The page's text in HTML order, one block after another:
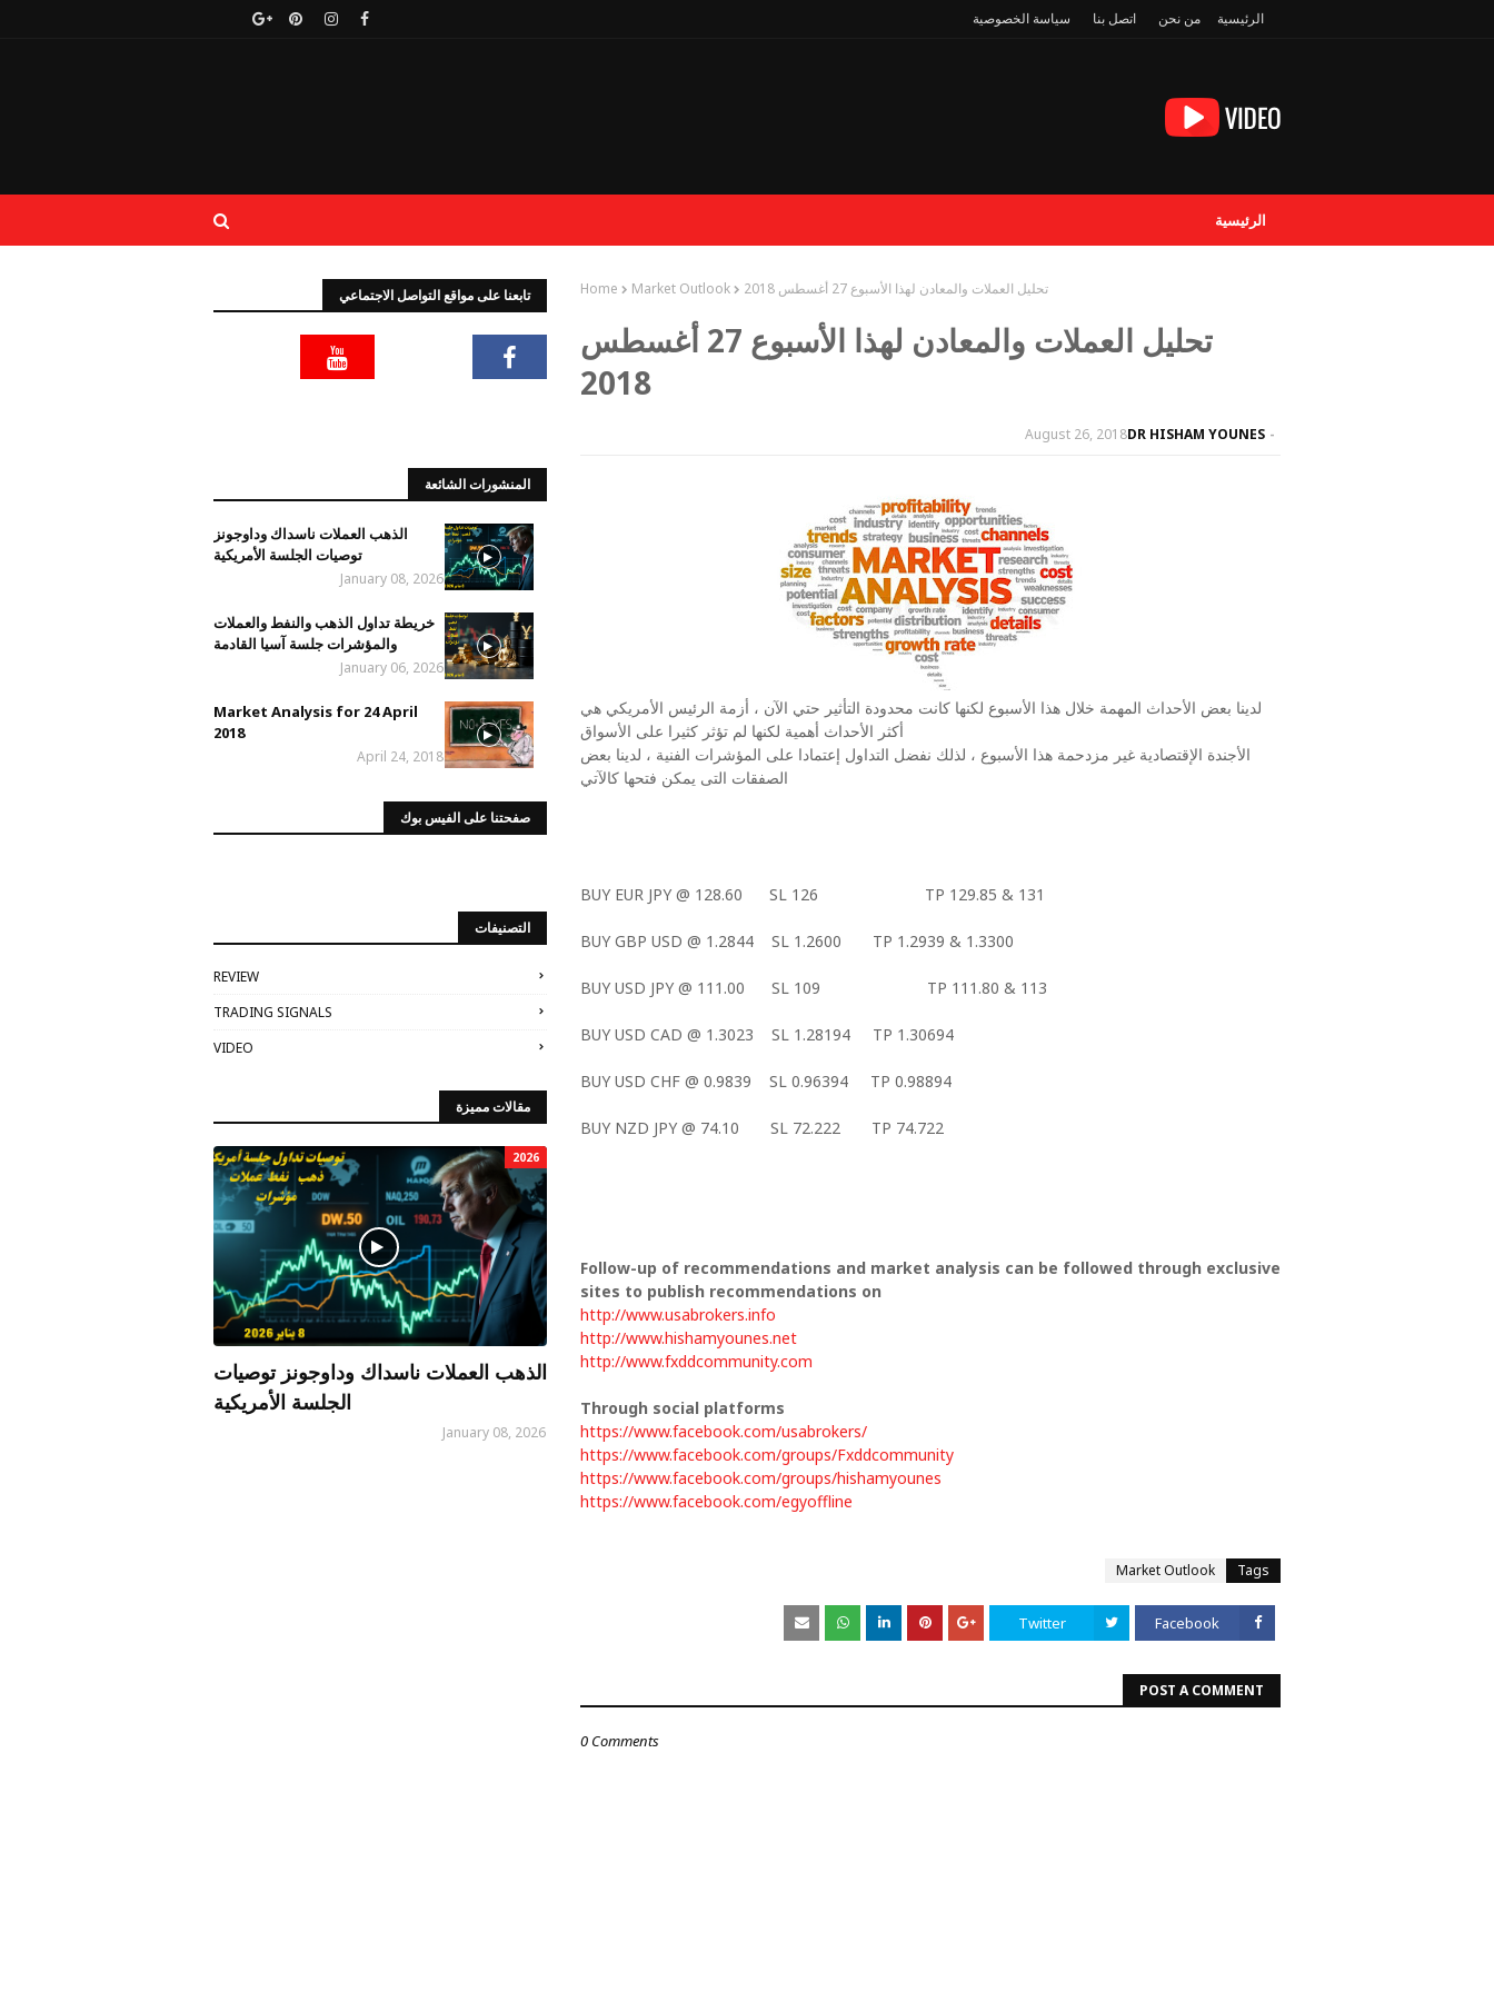
الرئيسية من نحن اتصل بنا سياسة الخصوصية
الرئيسية
Home Market Outlook تحليل العملات والمعادن لهذا الأسبوع 27 أغسطس 2018
تحليل العملات والمعادن لهذا الأسبوع 27 أغسطس
2018
DR HISHAM YOUNES
August 26, 2018
لدينا بعض الأحداث المهمة خلال هذا الأسبوع لكنها كانت محدودة التأثير حتي الآن ، أزمة الرئيس الأمريكي هي
أكثر الأحداث أهمية لكنها لم تؤثر كثيرا على الأسواق
الأجندة الإقتصادية غير مزدحمة هذا الأسبوع ، لذلك نفضل التداول إعتمادا على المؤشرات الفنية ، لدينا بعض
الصفقات التى يمكن فتحها كالآتي
BUY EUR JPY @ 128.60 SL 126 TP 129.85 & 131
BUY GBP USD @ 1.2844 SL 1.2600 TP 1.2939 & 1.3300
BUY USD JPY @ 111.00 SL 109 TP 111.80 & 113
BUY USD CAD @ 1.3023 SL 1.28194 TP 1.30694
BUY USD CHF @ 0.9839 SL 0.96394 TP 0.98894
BUY NZD JPY @ 74.10 SL 72.222 TP 74.722
Follow-up of recommendations and market analysis can be followed through exclusive
sites to publish recommendations on
http://www.usabrokers.info
http://www.hishamyounes.net
http://www.fxddcommunity.com
Through social platforms
https://www.facebook.com/usabrokers/
https://www.facebook.com/groups/Fxddcommunity
https://www.facebook.com/groups/hishamyounes
https://www.facebook.com/egyoffline
Tags
Market Outlook
Facebook
Twitter
POST A COMMENT
0 Comments
تابعنا على مواقع التواصل الاجتماعي
المنشورات الشائعة
الذهب العملات ناسداك وداوجونز
توصيات الجلسة الأمريكية
January 08, 2026
خريطة تداول الذهب والنفط والعملات
والمؤشرات جلسة آسيا القادمة
January 06, 2026
Market Analysis for 24 April
2018
April 24, 2018
صفحتنا على الفيس بوك
التصنيفات
REVIEW
TRADING SIGNALS
VIDEO
مقالات مميزة
2026
الذهب العملات ناسداك وداوجونز توصيات
الجلسة الأمريكية
January 08, 2026